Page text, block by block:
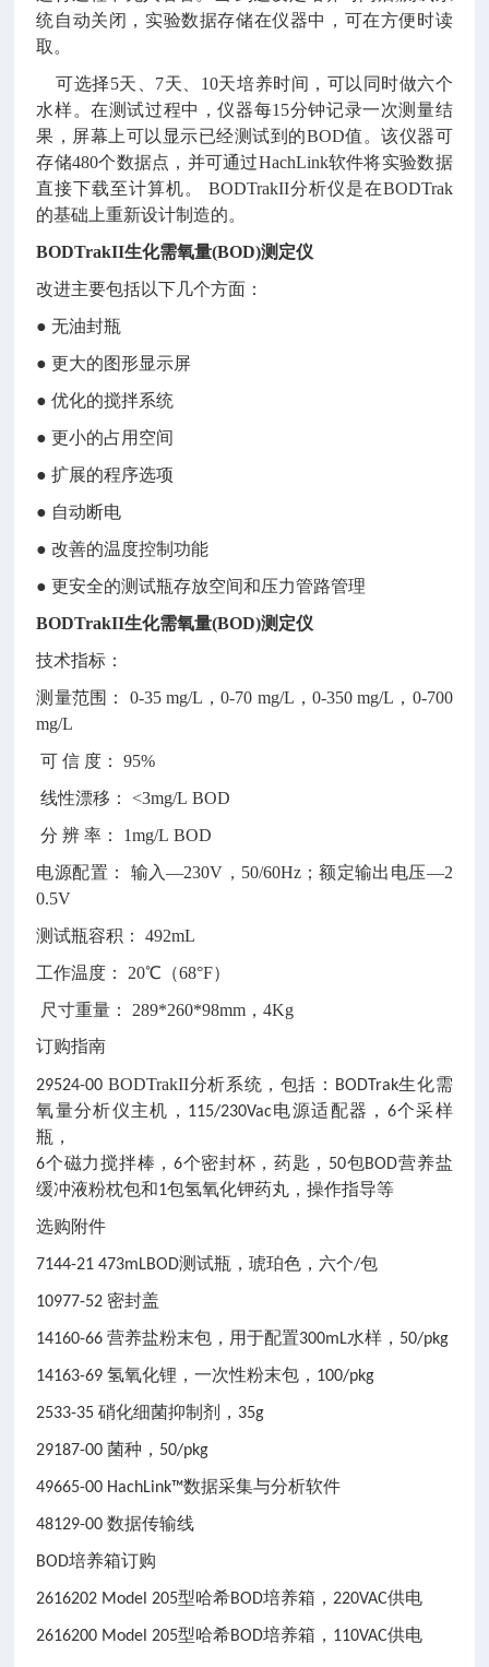
统自动关闭，实验数据存储在仪器中，可在方便时读
取。
可选择5天、7天、10天培养时间，可以同时做六个
水样。在测试过程中，仪器每15分钟记录一次测量结
果，屏幕上可以显示已经测试到的BOD值。该仪器可
存储480个数据点，并可通过HachLink软件将实验数据
直接下载至计算机。
BODTrakII分析仪是在BODTrak
的基础上重新设计制造的。
BODTrakII生化需氧量(BOD)测定仪
改进主要包括以下几个方面：
● 无油封瓶
● 更大的图形显示屏
● 优化的搅拌系统
● 更小的占用空间
● 扩展的程序选项
● 自动断电
● 改善的温度控制功能
● 更安全的测试瓶存放空间和压力管路管理
BODTrakII生化需氧量(BOD)测定仪
技术指标：
测量范围： 0-35 mg/L，0-70 mg/L，0-350 mg/L，0-700
mg/L
可 信 度： 95%
线性漂移： <3mg/L BOD
分 辨 率： 1mg/L BOD
电源配置： 输入—230V，50/60Hz；额定输出电压—2
0.5V
测试瓶容积： 492mL
工作温度： 20℃（68°F）
尺寸重量： 289*260*98mm，4Kg
订购指南
29524-00 BODTrakII分析系统，包括：BODTrak生化需
氧量分析仪主机，115/230Vac电源适配器，6个采样
瓶，
6个磁力搅拌棒，6个密封杯，药匙，50包BOD营养盐
缓冲液粉枕包和1包氢氧化钾药丸，操作指导等
选购附件
7144-21 473mLBOD测试瓶，琥珀色，六个/包
10977-52 密封盖
14160-66 营养盐粉末包，用于配置300mL水样，50/pkg
14163-69 氢氧化锂，一次性粉末包，100/pkg
2533-35 硝化细菌抑制剂，35g
29187-00 菌种，50/pkg
49665-00 HachLink™数据采集与分析软件
48129-00 数据传输线
BOD培养箱订购
2616202 Model 205型哈希BOD培养箱，220VAC供电
2616200 Model 205型哈希BOD培养箱，110VAC供电